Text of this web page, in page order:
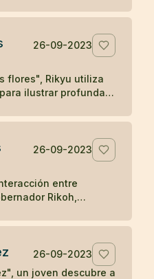
zen.
superior
aceptación por
su relación
eterno de
26-09-2023
flores", Rikyu utiliza
ilustrar profundas
y la interconexión
influyen en
26-09-2023
entre
Rikoh,
súbita de Rikoh
del Tao.
26-09-2023
un joven descubre a